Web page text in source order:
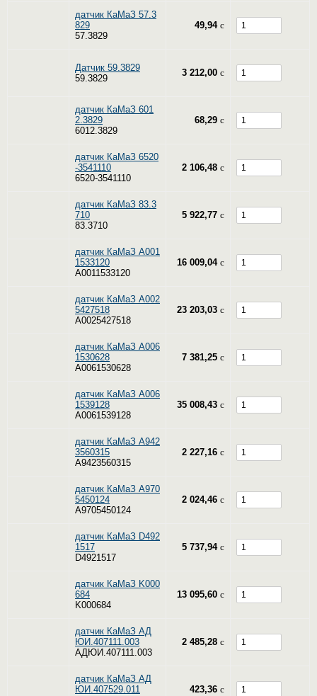
датчик КаМаЗ 57.3
829
57.3829
49,94 c
Датчик 59.3829
59.3829
3 212,00 c
датчик КаМаЗ 601
2.3829
6012.3829
68,29 c
датчик КаМаЗ 6520
-3541110
6520-3541110
2 106,48 c
датчик КаМаЗ 83.3
710
83.3710
5 922,77 c
датчик КаМаЗ A001
1533120
A0011533120
16 009,04 c
датчик КаМаЗ A002
5427518
A0025427518
23 203,03 c
датчик КаМаЗ A006
1530628
A0061530628
7 381,25 c
датчик КаМаЗ A006
1539128
A0061539128
35 008,43 c
датчик КаМаЗ A942
3560315
A9423560315
2 227,16 c
датчик КаМаЗ A970
5450124
A9705450124
2 024,46 c
датчик КаМаЗ D492
1517
D4921517
5 737,94 c
датчик КаМаЗ K000
684
K000684
13 095,60 c
датчик КаМаЗ АД
ЮИ.407111.003
АДЮИ.407111.003
2 485,28 c
датчик КаМаЗ АД
ЮИ.407529.011
423,36 c